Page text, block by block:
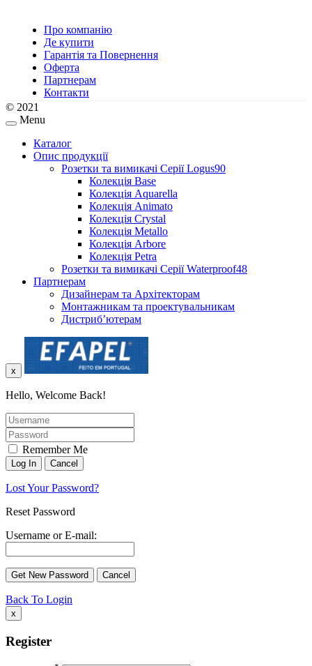
Про компанію
Де купити
Гарантія та Повернення
Оферта
Партнерам
Контакти
© 2021
Menu
Каталог
Опис продукції
Розетки та вимикачі Серії Logus90
Колекція Base
Колекція Aquarella
Колекція Animato
Колекція Crystal
Колекція Metallo
Колекція Arbore
Колекція Petra
Розетки та вимикачі Серії Waterproof48
Партнерам
Дизайнерам та Архітекторам
Монтажникам та проектувальникам
Дистриб’ютерам
x
Hello, Welcome Back!
Remember Me
Lost Your Password?
Reset Password
Username or E-mail:
Back To Login
x
Register